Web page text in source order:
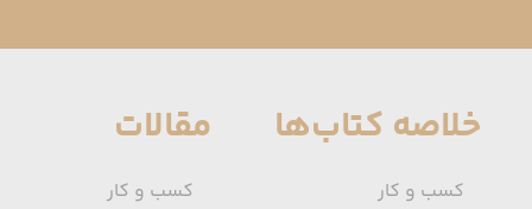
خلاصه کتاب‌ها
کسب و کار
مقالات
کسب و کار